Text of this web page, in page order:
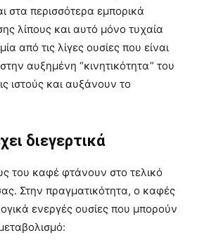
στα περισσότερα εμπορικά
λίπους και αυτό μόνο τυχαία
από τις λίγες ουσίες που είναι
αυξημένη “κινητικότητα” του
ιστούς και αυξάνουν το
διεγερτικά
του καφέ φτάνουν στο τελικό
Στην πραγματικότητα, ο καφές
ενεργές ουσίες που μπορούν